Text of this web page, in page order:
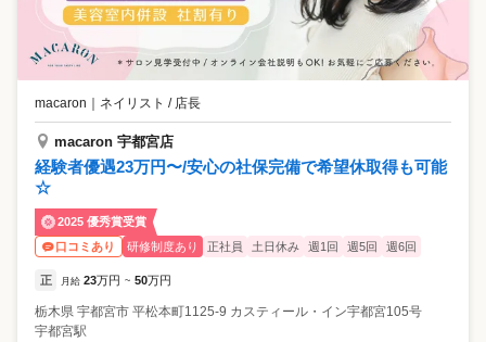
macaron ネイリスト / 店長
macaron 宇都宮店
経験者優遇23万円〜/安心の社保完備で希望休取得も可能
☆
2025 優秀賞受賞
口コミあり
研修制度あり 正社員 土日休み 週1回 週5回 週6回
正 月給 23万円 ~ 50万円
栃木県 宇都宮市 平松本町1125-9 カスティール・イン宇都宮105号
宇都宮駅